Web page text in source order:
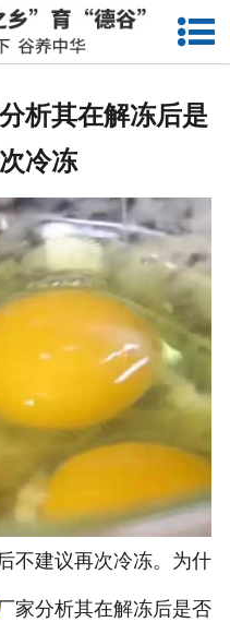
网站首页
卤蛋
产品中心
新闻中心
走进德谷
招商加盟
联系我们
析其在解冻后是
冷冻
不建议再次冷冻。为什
家分析其在解冻后是否